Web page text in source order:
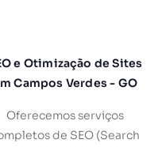
e Otimização de Sites
Campos Verdes - GO
Oferecemos serviços
de SEO (Search